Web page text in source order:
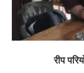
रीप